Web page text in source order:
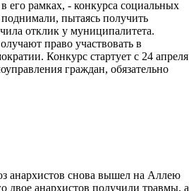
рамках, - конкурса социальных
пытаясь получить
отклик у муниципалитета.
право участвовать в
Конкурс стартует с 24 апреля
граждан, обязательно
анархистов снова вышел на Аллею
двое анархистов получили травмы, а